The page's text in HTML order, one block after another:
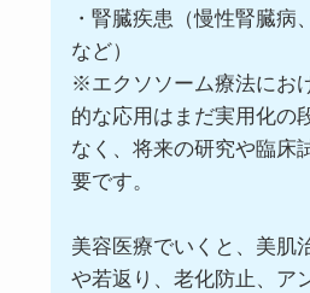
・腎臓疾患（慢性腎臓病
など）
※エクソソーム療法にお
的な応用はまだ実用化の
なく、将来の研究や臨床
要です。
美容医療でいくと、美肌
や若返り、老化防止、ア